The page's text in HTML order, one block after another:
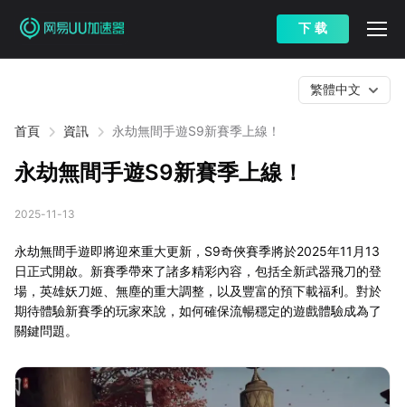
下 载
首頁 資訊 永劫無間手遊S9新賽季上線！
繁體中文
永劫無間手遊S9新賽季上線！
2025-11-13
永劫無間手遊即將迎來重大更新，S9奇俠賽季將於2025年11月13
日正式開啟。新賽季帶來了諸多精彩內容，包括全新武器飛刀的登
場，英雄妖刀姬、無塵的重大調整，以及豐富的預下載福利。對於
期待體驗新賽季的玩家來說，如何確保流暢穩定的遊戲體驗成為了
關鍵問題。